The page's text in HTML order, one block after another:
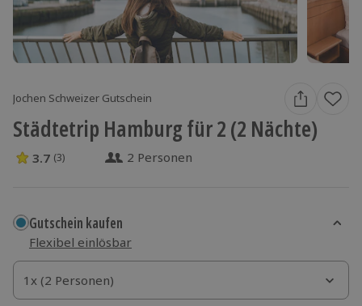
Jochen Schweizer Gutschein
Städtetrip Hamburg für 2 (2 Nächte)
3.7 Sterne von 5 aus 3 Bewertungen
3.7 (3) 2 Personen
Gutschein kaufen
Flexibel einlösbar
1x (2 Personen)
1x (2 Personen)
1x (2 Personen)